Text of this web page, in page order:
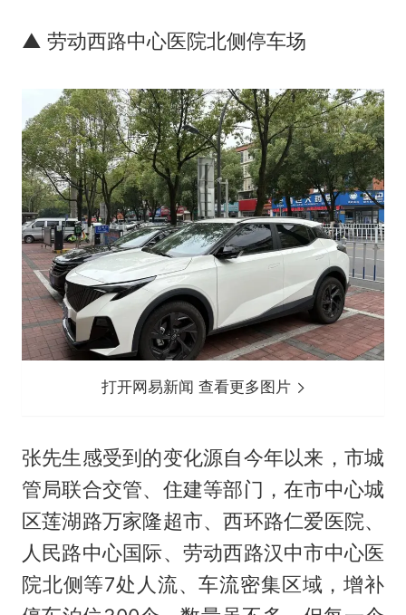
▲ 劳动西路中心医院北侧停车场
打开网易新闻 查看更多图片
张先生感受到的变化源自今年以来，市城
管局联合交管、住建等部门，在市中心城
区莲湖路万家隆超市、西环路仁爱医院、
人民路中心国际、劳动西路汉中市中心医
院北侧等7处人流、车流密集区域，增补